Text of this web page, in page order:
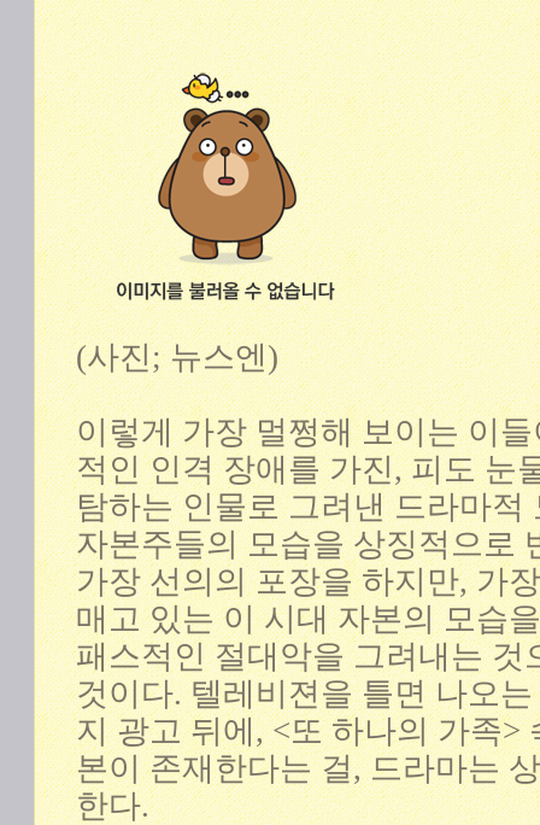
(사진; 뉴스엔)
이렇게 가장 멀쩡해 보이는 이
적인 인격 장애를 가진, 피도 눈
탐하는 인물로 그려낸 드라마적
자본주들의 모습을 상징적으로
가장 선의의 포장을 하지만, 가
매고 있는 이 시대 자본의 모습
패스적인 절대악을 그려내는 것
것이다. 텔레비젼을 틀면 나오
지 광고 뒤에, <또 하나의 가족>
본이 존재한다는 걸, 드라마는
한다.